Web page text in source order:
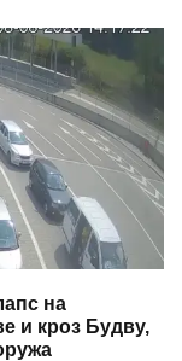
на
и кроз Будву,